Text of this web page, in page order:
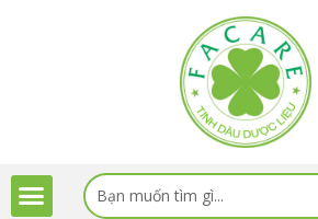
MenuSearch
...